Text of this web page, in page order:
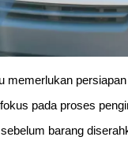
memerlukan
pada proses
barang